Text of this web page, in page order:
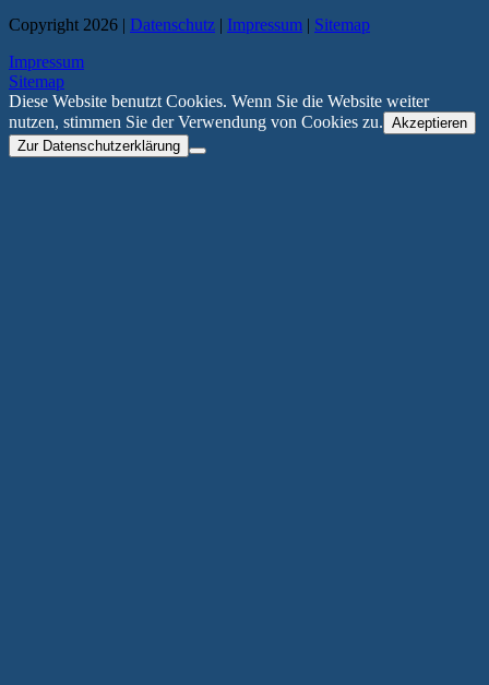
Copyright 2026 | Datenschutz | Impressum | Sitemap
Impressum
Sitemap
Diese Website benutzt Cookies. Wenn Sie die Website weiter
nutzen, stimmen Sie der Verwendung von Cookies zu. Akzeptieren
Zur Datenschutzerklärung